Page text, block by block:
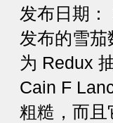
发布日期：
发布的雪茄
为 Redux
Cain F
粗糙，而且